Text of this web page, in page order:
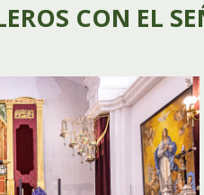
CON EL